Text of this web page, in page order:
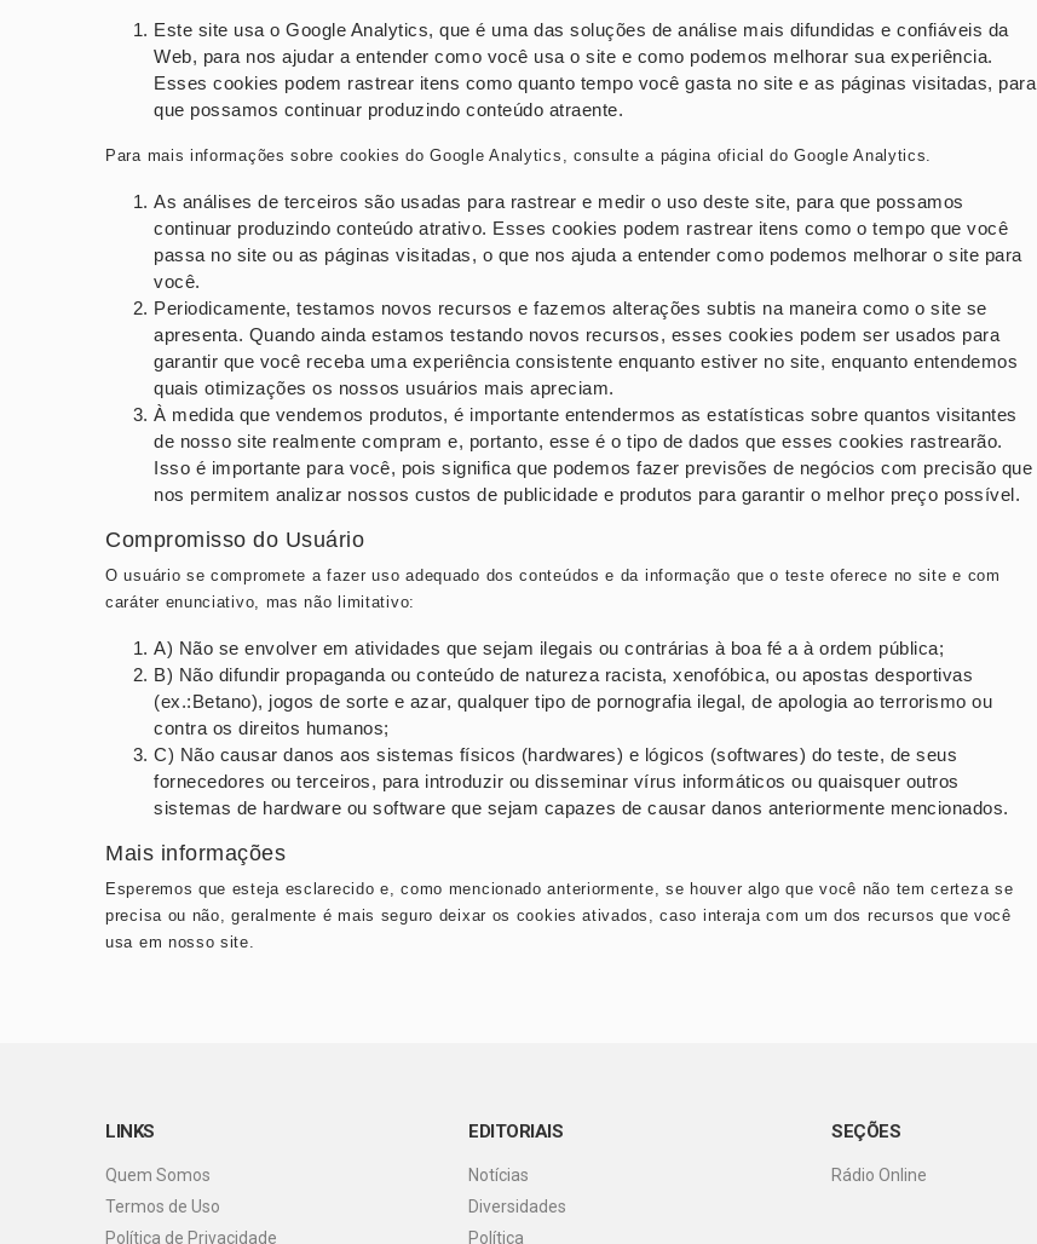
Este site usa o Google Analytics, que é uma das soluções de análise mais difundidas e confiáveis ​​da
Web, para nos ajudar a entender como você usa o site e como podemos melhorar sua experiência.
Esses cookies podem rastrear itens como quanto tempo você gasta no site e as páginas visitadas, para
que possamos continuar produzindo conteúdo atraente.
Para mais informações sobre cookies do Google Analytics, consulte a página oficial do Google Analytics.
As análises de terceiros são usadas para rastrear e medir o uso deste site, para que possamos
continuar produzindo conteúdo atrativo. Esses cookies podem rastrear itens como o tempo que você
passa no site ou as páginas visitadas, o que nos ajuda a entender como podemos melhorar o site para
você.
Periodicamente, testamos novos recursos e fazemos alterações subtis na maneira como o site se
apresenta. Quando ainda estamos testando novos recursos, esses cookies podem ser usados ​​para
garantir que você receba uma experiência consistente enquanto estiver no site, enquanto entendemos
quais otimizações os nossos usuários mais apreciam.
À medida que vendemos produtos, é importante entendermos as estatísticas sobre quantos visitantes
de nosso site realmente compram e, portanto, esse é o tipo de dados que esses cookies rastrearão.
Isso é importante para você, pois significa que podemos fazer previsões de negócios com precisão que
nos permitem analizar nossos custos de publicidade e produtos para garantir o melhor preço possível.
Compromisso do Usuário
O usuário se compromete a fazer uso adequado dos conteúdos e da informação que o teste oferece no site e com
caráter enunciativo, mas não limitativo:
A) Não se envolver em atividades que sejam ilegais ou contrárias à boa fé a à ordem pública;
B) Não difundir propaganda ou conteúdo de natureza racista, xenofóbica, ou apostas desportivas
(ex.:Betano), jogos de sorte e azar, qualquer tipo de pornografia ilegal, de apologia ao terrorismo ou
contra os direitos humanos;
C) Não causar danos aos sistemas físicos (hardwares) e lógicos (softwares) do teste, de seus
fornecedores ou terceiros, para introduzir ou disseminar vírus informáticos ou quaisquer outros
sistemas de hardware ou software que sejam capazes de causar danos anteriormente mencionados.
Mais informações
Esperemos que esteja esclarecido e, como mencionado anteriormente, se houver algo que você não tem certeza se
precisa ou não, geralmente é mais seguro deixar os cookies ativados, caso interaja com um dos recursos que você
usa em nosso site.
LINKS
Quem Somos
Termos de Uso
Política de Privacidade
EDITORIAIS
Notícias
Diversidades
Política
SEÇÕES
Rádio Online